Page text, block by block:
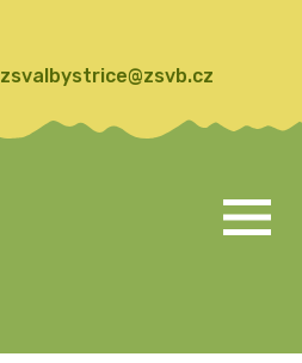
zsvalbystrice@zsvb.cz